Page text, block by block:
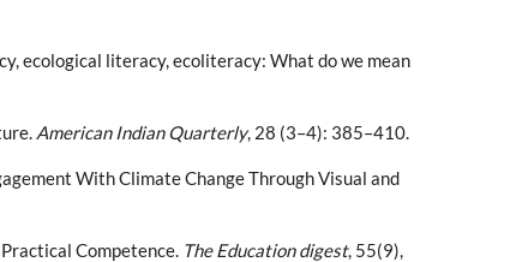
ecological literacy, ecoliteracy: What do we mean
American Indian Quarterly, 28 (3–4): 385–410.
With Climate Change Through Visual and
Competence. The Education digest, 55(9),